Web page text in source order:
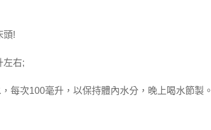
頭!
左右;
每次100毫升，以保持體內水分，晚上喝水節製。